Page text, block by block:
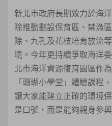
新北市政府長期致力於海
除推動劃設保育區、禁漁
除、九孔及花枝培育放流
境。今年更持續爭取海洋
北市海洋資源復育園區作
「珊瑚小學堂」體驗課程
讓大家能建立正確的環境
是口號，而是能夠親身參